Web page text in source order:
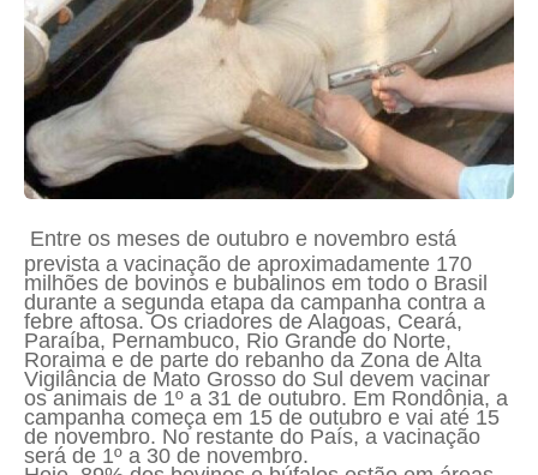
Entre os meses de outubro e novembro está
prevista a vacinação de aproximadamente 170
milhões de bovinos e bubalinos em todo o Brasil
durante a segunda etapa da campanha contra a
febre aftosa. Os criadores de Alagoas, Ceará,
Paraíba, Pernambuco, Rio Grande do Norte,
Roraima e de parte do rebanho da Zona de Alta
Vigilância de Mato Grosso do Sul devem vacinar
os animais de 1º a 31 de outubro. Em Rondônia, a
campanha começa em 15 de outubro e vai até 15
de novembro. No restante do País, a vacinação
será de 1º a 30 de novembro.